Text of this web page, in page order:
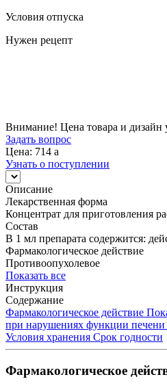
Условия отпуска
Нужен рецепт
Внимание! Цена товара и дизайн
Задать вопрос
Цена: 714 a
Узнать о поступлении
Описание
Лекарственная форма
Концентрат для приготовления
Состав
В 1 мл препарата содержится:
Фармакологическое действие
Противоопухолевое
Показать все
Инструкция
Содержание
Фармакологическое действие
при нарушениях функции печени
Условия хранения Срок годности
Фармакологическое